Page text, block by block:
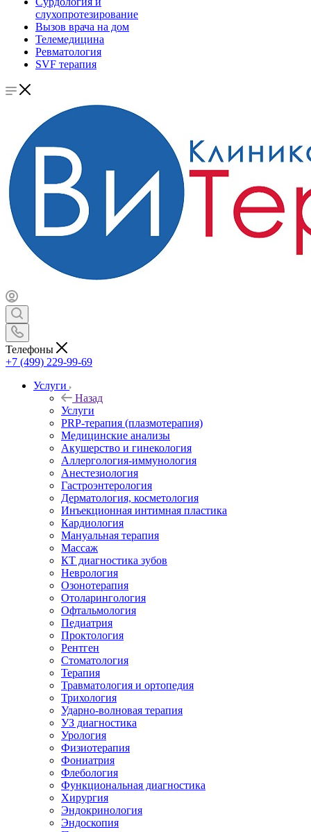
слухопротезирование
Вызов врача на дом
Телемедицина
Ревматология
SVF терапия
Телефоны
+7 (499) 229-99-69
Услуги
Назад
Услуги
PRP-терапия (плазмотерапия)
Медицинские анализы
Акушерство и гинекология
Аллергология-иммунология
Анестезиология
Гастроэнтерология
Дерматология, косметология
Инъекционная интимная пластика
Кардиология
Мануальная терапия
Массаж
КТ диагностика зубов
Неврология
Озонотерапия
Отоларингология
Офтальмология
Педиатрия
Проктология
Рентген
Стоматология
Терапия
Травматология и ортопедия
Трихология
Ударно-волновая терапия
УЗ диагностика
Урология
Физиотерапия
Фониатрия
Флебология
Функциональная диагностика
Хирургия
Эндокринология
Эндоскопия